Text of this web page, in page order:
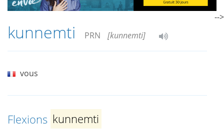
kunnemti PRN [kunnemti]
vous
Flexions kunnemti
-->